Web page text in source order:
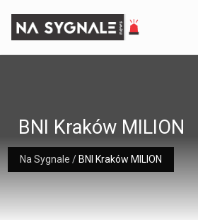
Na Sygnale / BNI Kraków MILION
BNI Kraków MILION